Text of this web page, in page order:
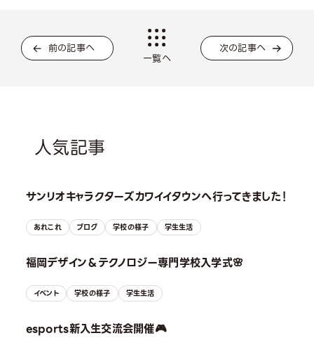
前の記事へ
一覧へ
次の記事へ
人気記事
サンリオキャラクターズカワイイタウンへ行ってきました！
あれこれ ブログ 学校の様子 学生生活
福岡デザイン＆テクノロジー専門学校入学式🌸
イベント 学校の様子 学生生活
esports新入生交流会開催🎮